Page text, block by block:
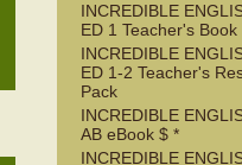
INCREDIBLE
ED 1 Teacher's Book
INCREDIBLE
ED 1-2 Teacher's
Pack
INCREDIBLE
AB eBook $ *
INCREDIBLE